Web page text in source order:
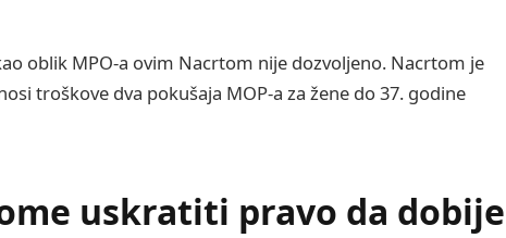
oblik MPO-a ovim Nacrtom nije dozvoljeno. Nacrtom je
troškove dva pokušaja MOP-a za žene do 37. godine
uskratiti pravo da dobije